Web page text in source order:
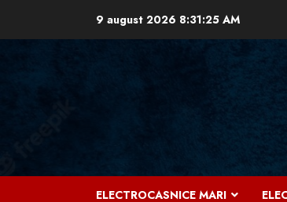
9 august 2026 8:31:26 AM
ELECTROCASNICE MARI